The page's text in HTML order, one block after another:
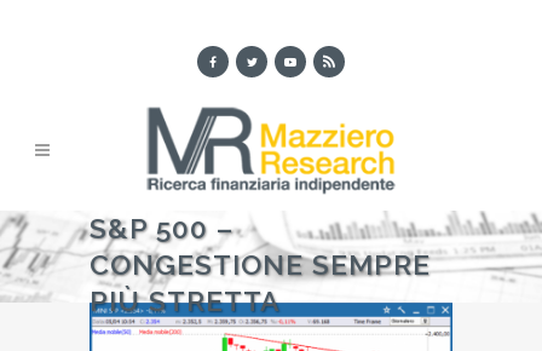
S&P 500 –
CONGESTIONE SEMPRE
PIÙ STRETTA